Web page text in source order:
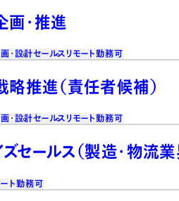
画・推進
・設計セールス リモート勤務可
略推進（責任者候補）
・設計セールス リモート勤務可
セールス（製造・物流業
ート勤務可